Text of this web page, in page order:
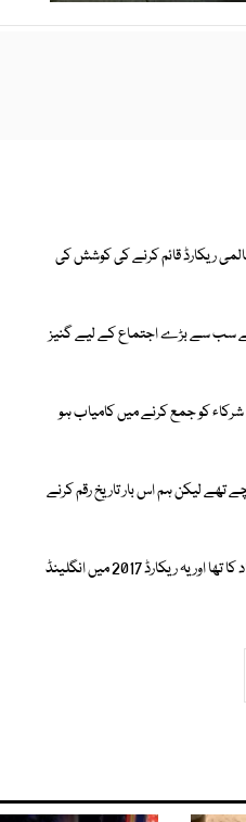
میں کم از کم 1,025 لوگوں کو جمع کر کے عالمی ریکارڈ قائم کرنے کی کوشش کی
لوگوں کے سب سے بڑے اجتماع کے لیے گنیز
گزشتہ سال بھی اس قسم کا ریکارڈ قائم کرنے کی کوشش کی تھی تاہم تقریب شدید بارشوں کے درمیان صرف 204 شرکاء کو جمع کرنے میں کامیاب ہو
تھے لیکن ہم اس بار تاریخ رقم کرنے
اس سے قبل اگست 2023 میں جاپان میں 1,024 افراد کا ریکارڈ قائم کیا گیا تھا۔ اس سے پہلے یہ ریکارڈ 560 افراد کا تھا اور یہ ریکارڈ 2017 میں انگلینڈ